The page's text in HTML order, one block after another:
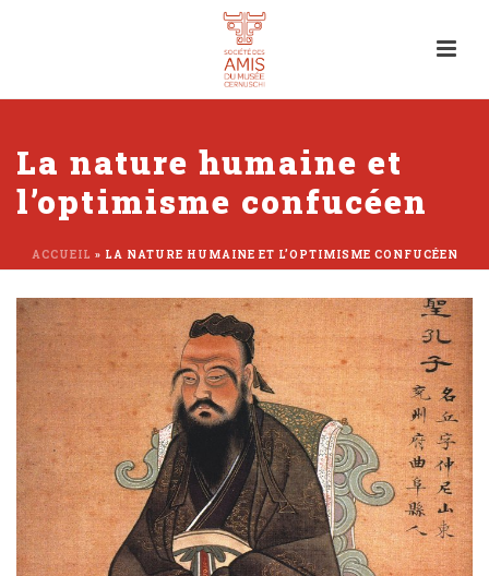
La nature humaine et
l’optimisme confucéen
ACCUEIL » LA NATURE HUMAINE ET L’OPTIMISME CONFUCÉEN